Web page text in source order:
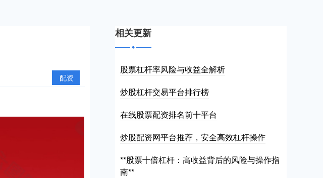
配资
相关更新
股票杠杆率风险与收益全解析
炒股杠杆交易平台排行榜
在线股票配资排名前十平台
炒股配资网平台推荐，安全高效杠杆操作
**股票十倍杠杆：高收益背后的风险与操作指
南**